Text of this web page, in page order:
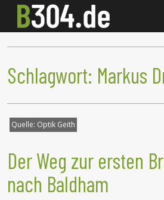
Schlagwort: Markus
Quelle: Optik Geith
Der Weg zur ersten
nach Baldham